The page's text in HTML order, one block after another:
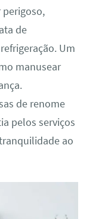
perigoso,
de
Um
manusear
de renome
pelos serviços
ao